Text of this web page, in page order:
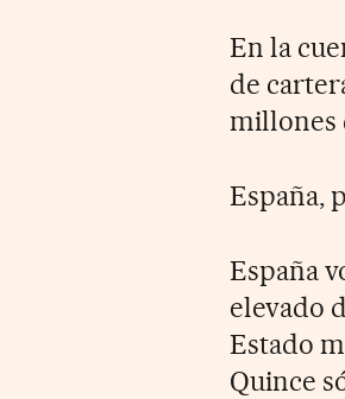
En la
de
millones
España,
España
elevado
Estado
Quince